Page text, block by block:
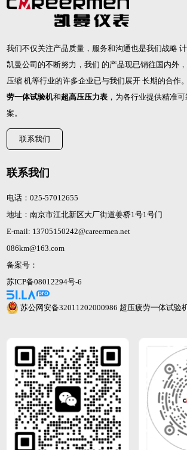
我们不仅关注产品质量，服务和沟通也是我们战略
凯曼公司的不断努力，我们 的产品现已销往国内外，
压缩 机等行业的许多企业已与我们展开 长期的合作
劳一体试验机和超高压压力表 ，为各行业提供精准
案。
联系我们
联系我们
电话：025-57012655
地址：南京市江北新区大厂街道姜桥1号1号门
E-mail: 13705150242@careermen.net
086km@163.com
备案号：
苏ICP备08012294号-6
苏公网安备32011202000986 超压疲劳一体试验